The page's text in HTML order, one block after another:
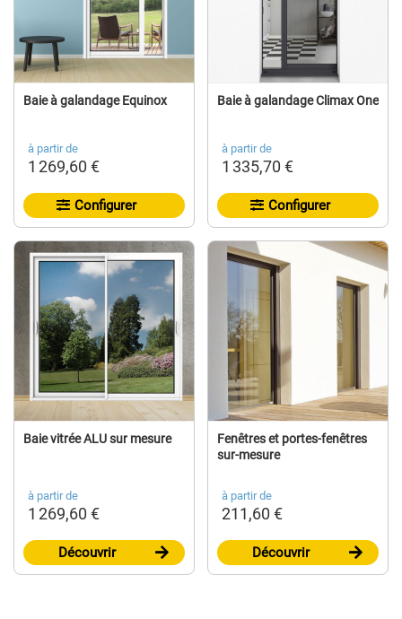
Baie à galandage Equinox
à partir de
1 269,60 €
Configurer
Baie à galandage Climax One
à partir de
1 335,70 €
Configurer
Baie vitrée ALU sur mesure
à partir de
1 269,60 €
Découvrir
Fenêtres et portes-fenêtres
sur-mesure
à partir de
211,60 €
Découvrir